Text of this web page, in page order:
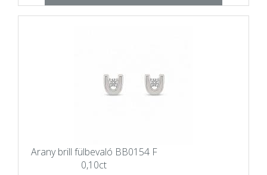
Arany brill fülbevaló BB0154 F
0,10ct